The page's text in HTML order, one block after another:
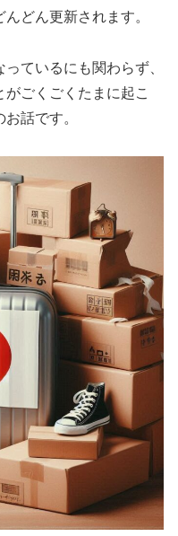
どん更新されます。
ているにも関わらず、
ごくごくたまに起こ
話です。